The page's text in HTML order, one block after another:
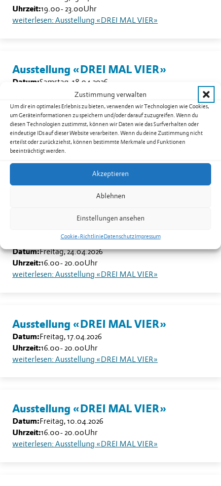
Zustimmung verwalten
Um dir ein optimales Erlebnis zu bieten, verwenden wir Technologien wie Cookies,
um Geräteinformationen zu speichern und/oder darauf zuzugreifen. Wenn du
diesen Technologien zustimmst, können wir Daten wie das Surfverhalten oder
eindeutige IDs auf dieser Website verarbeiten. Wenn du deine Zustimmung nicht
erteilst oder zurückziehst, können bestimmte Merkmale und Funktionen
beeinträchtigt werden.
Akzeptieren
Ablehnen
Einstellungen ansehen
Cookie-RichtlinieDatenschutzImpressum
Uhrzeit:19.00- 23.00Uhr
weiterlesen: Ausstellung «DREI MAL VIER»
Ausstellung «DREI MAL VIER»
Datum:Samstag, 18.04.2026
17.00Uhr
weiterlesen: Ausstellung «DREI MAL VIER»
Ausstellung «DREI MAL VIER»
Uhr
Ausstellung «DREI MAL VIER»
Datum:Freitag, 24.04.2026
Uhrzeit:16.00- 20.00Uhr
weiterlesen: Ausstellung «DREI MAL VIER»
Ausstellung «DREI MAL VIER»
Datum:Freitag, 17.04.2026
Uhrzeit:16.00- 20.00Uhr
weiterlesen: Ausstellung «DREI MAL VIER»
Ausstellung «DREI MAL VIER»
Datum:Freitag, 10.04.2026
Uhrzeit:16.00- 20.00Uhr
weiterlesen: Ausstellung «DREI MAL VIER»